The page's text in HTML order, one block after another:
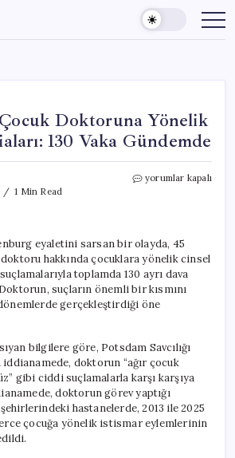
Doktoruna Yönelik
130 Vaka Gündemde
1 Min Read
Almanya’da
İddiaları:
130
Vaka
Gündemde
için
yorumlar kapalı
eyaletini sarsan bir olayda, 45
hakkında çocuklara yönelik cinsel
toplamda 130 ayrı dava
suçların önemli bir kısmını
dönemlerde gerçekleştirdiği öne
bilgilere göre, Potsdam Savcılığı
iddianamede, doktorun “ağır çocuk
gibi ciddi suçlamalarla karşı karşıya
doktorun görev yaptığı
hastanelerde, 2013 ile 2025
çocuğa yönelik istismar eylemlerinin